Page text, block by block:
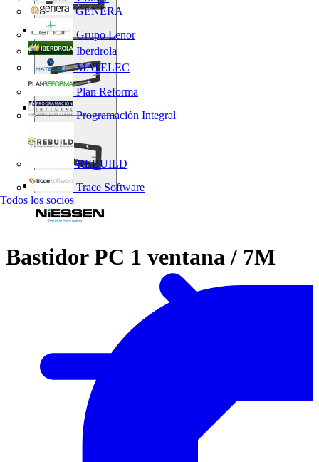
GENERA
Grupo Lenor
Iberdrola
MATELEC
Plan Reforma
Programación Integral
REBUILD
Trace Software
Todos los socios
Bastidor PC 1 ventana / 7M